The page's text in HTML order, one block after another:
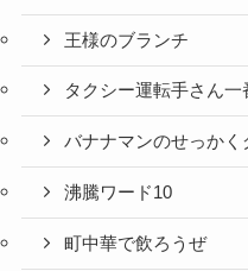
王様のブランチ
タクシー運転手さん一
バナナマンのせっかく
沸騰ワード10
町中華で飲ろうぜ